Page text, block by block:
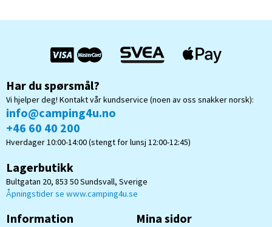
Har du spørsmål?
Vi hjelper deg! Kontakt vår kundservice (noen av oss snakker norsk):
info@camping4u.no
+46 60 40 200
Hverdager 10:00-14:00 (stengt for lunsj 12:00-12:45)
Lagerbutikk
Bultgatan 20, 853 50 Sundsvall, Sverige
Åpningstider se www.camping4u.se
Information Mina sidor